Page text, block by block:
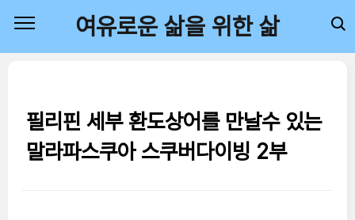
여유로운 삶을 위한 삶
필리핀 세부 환도상어를 만날수 있는
말라파스쿠아 스쿠버다이빙 2부